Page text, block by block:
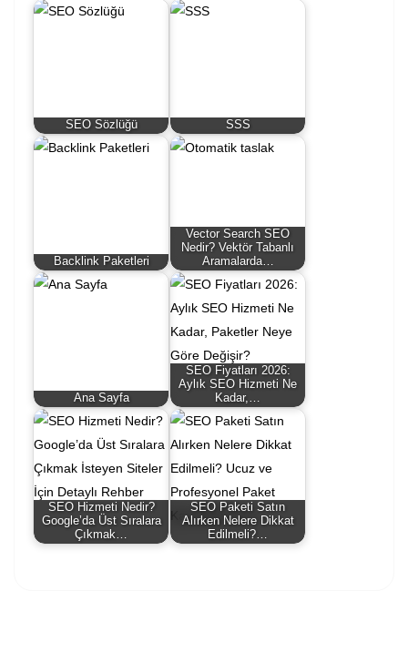
SEO Sözlüğü SSS
Backlink Paketleri
Vector Search SEO
Nedir? Vektör Tabanlı
Aramalarda…
Ana Sayfa
SEO Fiyatları 2026:
Aylık SEO Hizmeti Ne
Kadar,…
SEO Hizmeti Nedir?
Google’da Üst Sıralara
Çıkmak…
SEO Paketi Satın
Alırken Nelere Dikkat
Edilmeli?…